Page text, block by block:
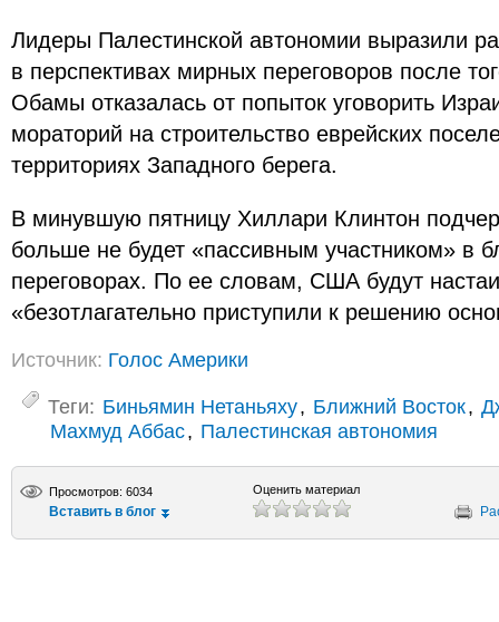
Лидеры Палестинской автономии выразили
в перспективах мирных переговоров после
Обамы отказалась от попыток уговорить
мораторий на строительство еврейских
территориях Западного берега.
В минувшую пятницу Хиллари Клинтон
больше не будет «пассивным участником» в
переговорах. По ее словам, США будут
«безотлагательно приступили к решению
Источник: Голос Америки
Теги: Биньямин Нетаньяху, Ближний Восток,
Махмуд Аббас, Палестинская автономия
Просмотров: 6034
Вставить в блог
Оценить материал